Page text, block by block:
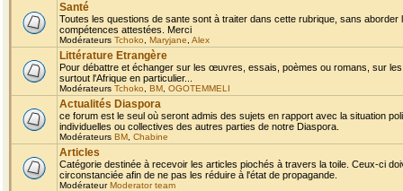
Santé
Toutes les questions de sante sont à traiter dans cette rubrique, sans
compétences attestées. Merci
Modérateurs Tchoko Maryjane Alex
Littérature Etrangère
Pour débattre et échanger sur les œuvres, essais, poèmes ou romans, sur
surtout l'Afrique en particulier...
Modérateurs Tchoko BM OGOTEMMELI
Actualités Diaspora
ce forum est le seul où seront admis des sujets en rapport avec la situation
individuelles ou collectives des autres parties de notre Diaspora.
Modérateurs BM Chabine
Articles
Catégorie destinée à recevoir les articles piochés à travers la toile. Ceux-ci
circonstanciée afin de ne pas les réduire à l'état de propagande.
ModérateurModerator team